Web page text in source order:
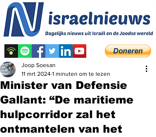
Minister van Defensie
Gallant: “De maritieme
hulpcorridor zal het
ontmantelen van het
Joop Soesan
11 mrt 2024 1 minuten om te lezen